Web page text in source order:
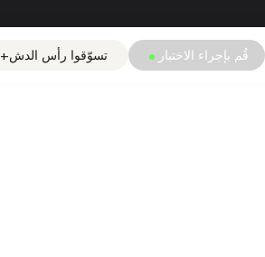
قُم بإجراء الاختبار تسوّقوا رأس الدش+